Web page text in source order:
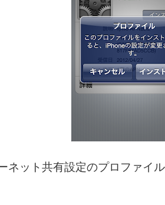
ネット共有設定のプロファイ